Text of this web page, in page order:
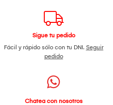
Sigue tu pedido
Fácil y rápido sólo con tu DNI. Seguir
pedido
Chatea con nosotros